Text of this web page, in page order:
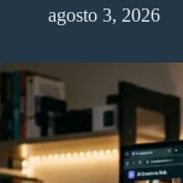
agosto 3, 2026